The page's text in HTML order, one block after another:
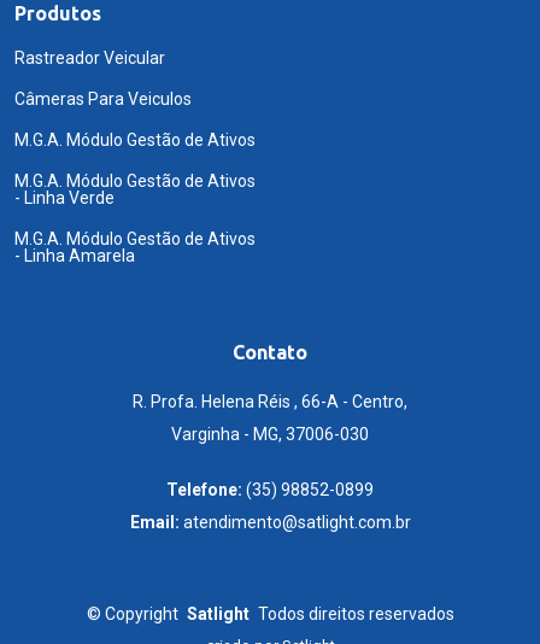
Produtos
Rastreador Veicular
Câmeras Para Veiculos
M.G.A. Módulo Gestão de Ativos
M.G.A. Módulo Gestão de Ativos
- Linha Verde
M.G.A. Módulo Gestão de Ativos
- Linha Amarela
Contato
R. Profa. Helena Réis , 66-A - Centro,
Varginha - MG, 37006-030
Telefone: (35) 98852-0899
Email: atendimento@satlight.com.br
© Copyright Satlight Todos direitos reservados